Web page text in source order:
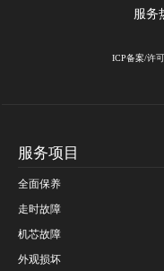
服务
ICP备案/许
服务项目
全面保养
走时故障
机芯故障
外观损坏